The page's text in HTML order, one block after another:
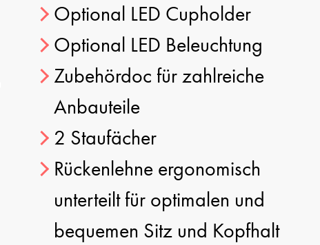
Optional LED Cupholder
Optional LED Beleuchtung
Zubehördoc für zahlreiche
Anbauteile
2 Staufächer
Rückenlehne ergonomisch
unterteilt für optimalen und
bequemen Sitz und Kopfhalt